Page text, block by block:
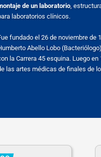
de un laboratorio,
laboratorios clínicos.
fundado el 26 de noviembre de
Abello Lobo
la Carrera 45 esquina. Luego
las artes médicas de finales de